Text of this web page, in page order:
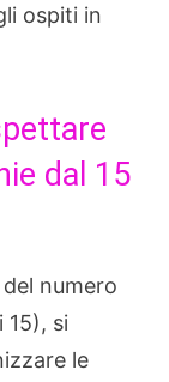
ospiti in
dal 15
numero
si
le